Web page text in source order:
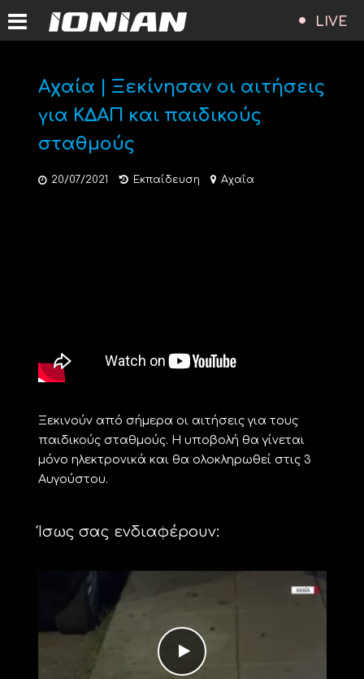
LIVE
Αχαία | Ξεκίνησαν οι αιτήσεις
για ΚΔΑΠ και παιδικούς
σταθμούς
20/07/2021 Εκπαίδευση Αχαΐα
Ξεκινούν από σήμερα οι αιτήσεις για τους
παιδικούς σταθμούς. Η υποβολή θα γίνεται
μόνο ηλεκτρονικά και θα ολοκληρωθεί στις 3
Αυγούστου.
Ίσως σας ενδιαφέρουν: